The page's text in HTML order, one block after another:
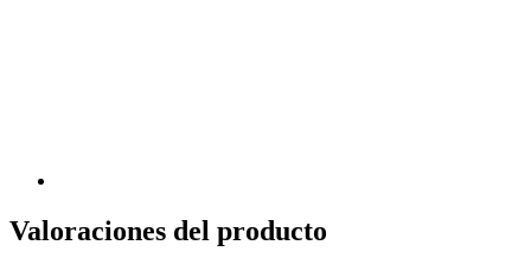
Valoraciones del producto